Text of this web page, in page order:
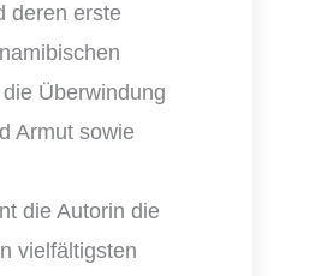
deren erste
Überwindung
Armut sowie
die Autorin die
vielfältigsten